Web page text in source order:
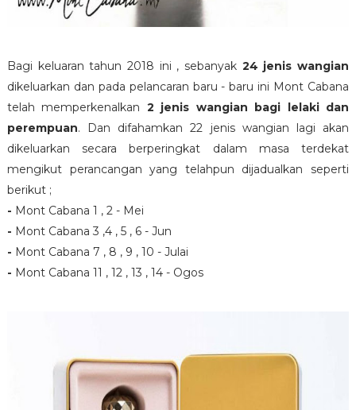
Bagi keluaran tahun 2018 ini , sebanyak 24 jenis wangian
dikeluarkan dan pada pelancaran baru - baru ini Mont Cabana
telah memperkenalkan 2 jenis wangian bagi lelaki dan
perempuan. Dan difahamkan 22 jenis wangian lagi akan
dikeluarkan secara berperingkat dalam masa terdekat
mengikut perancangan yang telahpun dijadualkan seperti
berikut ;
- Mont Cabana 1 , 2 - Mei
- Mont Cabana 3 ,4 , 5 , 6 - Jun
- Mont Cabana 7 , 8 , 9 , 10 - Julai
- Mont Cabana 11 , 12 , 13 , 14 - Ogos